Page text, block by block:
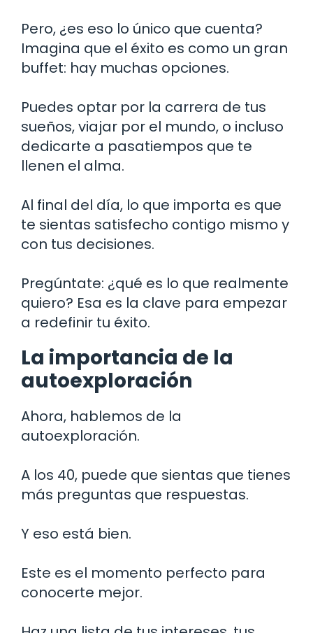
Pero, ¿es eso lo único que cuenta?
Imagina que el éxito es como un gran
buffet: hay muchas opciones.
Puedes optar por la carrera de tus
sueños, viajar por el mundo, o incluso
dedicarte a pasatiempos que te
llenen el alma.
Al final del día, lo que importa es que
te sientas satisfecho contigo mismo y
con tus decisiones.
Pregúntate: ¿qué es lo que realmente
quiero? Esa es la clave para empezar
a redefinir tu éxito.
La importancia de la
autoexploración
Ahora, hablemos de la
autoexploración.
A los 40, puede que sientas que tienes
más preguntas que respuestas.
Y eso está bien.
Este es el momento perfecto para
conocerte mejor.